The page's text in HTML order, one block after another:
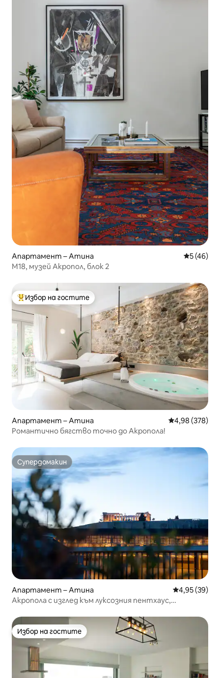
Апартамент – Атина Средна
5 (46)
M18, музей Акропол, блок 2
Най-популярен избор на гостите
Избор на гостите
Апартамент – Атина Средна
4,98 (378)
Романтично бягство точно до Акропола!
Супердомакин
Супердомакин
Апартамент – Атина Средна
4,95 (39)
Акропола с изглед към луксозния пентхаус,
Избор на гостите
Избор на гостите